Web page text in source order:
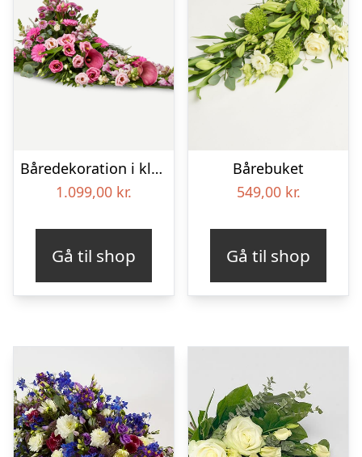
Båredekoration i klassisk stil – pink
1.099,00 kr.
Gå til shop
Bårebuket
549,00 kr.
Gå til shop